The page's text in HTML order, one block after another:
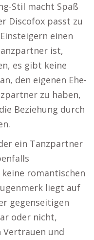
Stil macht Spaß
Discofox passt zu
einen
ist,
es gibt keine
den eigenen Ehe-
zu haben,
Beziehung durch
ein Tanzpartner
romantischen
liegt auf
gegenseitigen
oder nicht,
und